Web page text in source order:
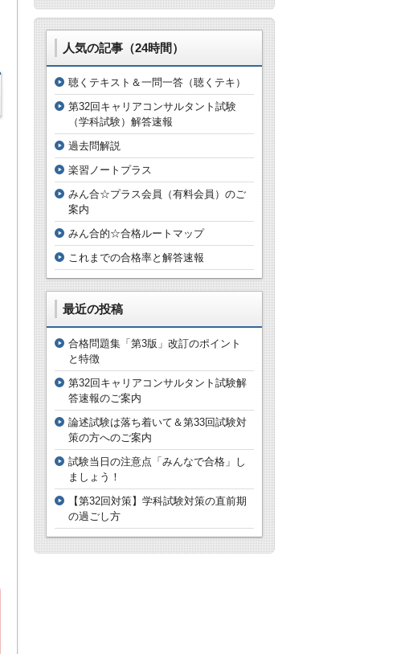
人気の記事（24時間）
聴くテキスト＆一問一答（聴くテキ）
第32回キャリアコンサルタント試験
（学科試験）解答速報
過去問解説
楽習ノートプラス
みん合☆プラス会員（有料会員）のご
案内
みん合的☆合格ルートマップ
これまでの合格率と解答速報
最近の投稿
合格問題集「第3版」改訂のポイント
と特徴
第32回キャリアコンサルタント試験解
答速報のご案内
論述試験は落ち着いて＆第33回試験対
策の方へのご案内
試験当日の注意点「みんなで合格」し
ましょう！
【第32回対策】学科試験対策の直前期
の過ごし方